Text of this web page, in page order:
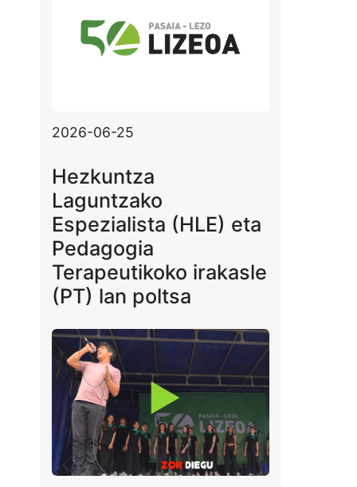
2026-06-25
Hezkuntza
Laguntzako
Espezialista (HLE) eta
Pedagogia
Terapeutikoko irakasle
(PT) lan poltsa